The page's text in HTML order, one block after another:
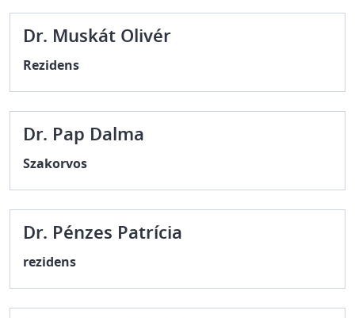
Dr. Muskát Olivér
Rezidens
Dr. Pap Dalma
Szakorvos
Dr. Pénzes Patrícia
rezidens